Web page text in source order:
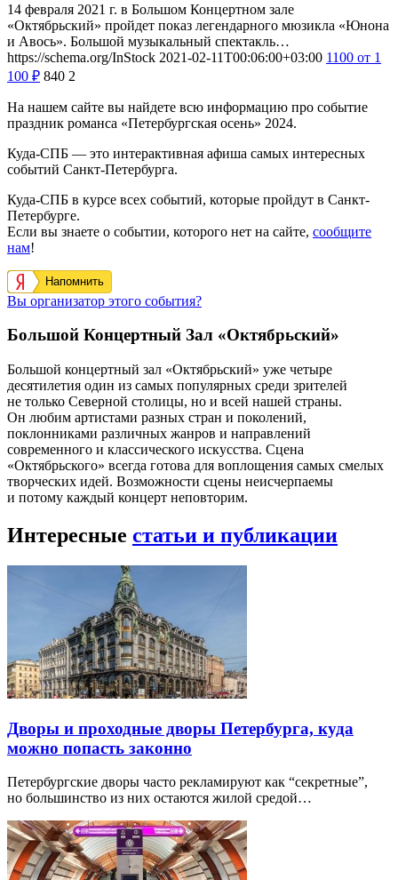
14 февраля 2021 г. в Большом Концертном зале
«Октябрьский» пройдет показ легендарного мюзикла «Юнона
и Авось». Большой музыкальный спектакль…
https://schema.org/InStock 2021-02-11T00:06:00+03:00 1100 от 1
100 ₽ 840 2
На нашем сайте вы найдете всю информацию про событие
праздник романса «Петербургская осень» 2024.
Куда-СПБ — это интерактивная афиша самых интересных
событий Санкт-Петербурга.
Куда-СПБ в курсе всех событий, которые пройдут в Санкт-
Петербурге.
Если вы знаете о событии, которого нет на сайте, сообщите
нам!
Напомнить
Вы организатор этого события?
Большой Концертный Зал «Октябрьский»
Большой концертный зал «Октябрьский» уже четыре
десятилетия один из самых популярных среди зрителей
не только Северной столицы, но и всей нашей страны.
Он любим артистами разных стран и поколений,
поклонниками различных жанров и направлений
современного и классического искусства. Сцена
«Октябрьского» всегда готова для воплощения самых смелых
творческих идей. Возможности сцены неисчерпаемы
и потому каждый концерт неповторим.
Интересные статьи и публикации
Дворы и проходные дворы Петербурга, куда
можно попасть законно
Петербургские дворы часто рекламируют как “секретные”,
но большинство из них остаются жилой средой…